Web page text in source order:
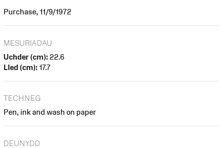
Purchase, 11/9/1972
MESURIADAU
Uchder (cm): 22.6
Lled (cm): 17.7
TECHNEG
Pen, ink and wash on paper
DEUNYDD